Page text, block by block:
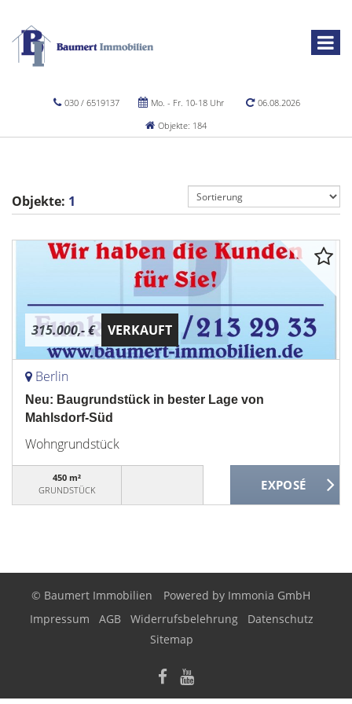
030 / 6519137 Mo. - Fr. 10-18 Uhr
06.08.2026
Objekte: 184
Objekte: 1
315.000,- € VERKAUFT
Berlin
Neu: Baugrundstück in bester Lage von
Mahlsdorf-Süd
Wohngrundstück
450 m²
GRUNDSTÜCK
© Baumert Immobilien Powered by Immonia GmbH
Impressum
AGB Widerrufsbelehrung
Datenschutz
Sitemap